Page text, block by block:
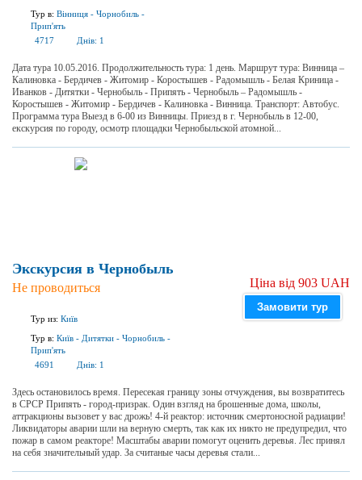
Тур в: Вінниця - Чорнобиль -
Прип'ять
4717
Днів: 1
Дата тура 10.05.2016. Продолжительность тура: 1 день. Маршрут тура: Винница –
Калиновка - Бердичев - Житомир - Коростышев - Радомышль - Белая Криница -
Иванков - Дитятки - Чернобыль - Припять - Чернобыль – Радомышль -
Коростышев - Житомир - Бердичев - Калиновка - Винница. Транспорт: Автобус.
Программа тура Выезд в 6-00 из Винницы. Приезд в г. Чернобыль в 12-00,
екскурсия по городу, осмотр площадки Чернобыльской атомной...
Экскурсия в Чернобыль
Не проводиться
Тур из: Київ
Тур в: Київ - Дитятки - Чорнобиль -
Прип'ять
4691
Днів: 1
Ціна від 903 UAH
Замовити тур
Здесь остановилось время. Пересекая границу зоны отчуждения, вы возвратитесь
в СРСР Припять - город-призрак. Один взгляд на брошенные дома, школы,
аттракционы вызовет у вас дрожь! 4-й реактор: источник смертоносной радиации!
Ликвидаторы аварии шли на верную смерть, так как их никто не предупредил, что
пожар в самом реакторе! Масштабы аварии помогут оценить деревья. Лес принял
на себя значительный удар. За считаные часы деревья стали...